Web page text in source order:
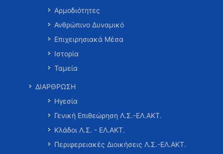
Αρμοδιότητες
Ανθρώπινο Δυναμικό
Επιχειρησιακά Μέσα
Ιστορία
Ταμεία
ΔΙΑΡΘΡΩΣΗ
Ηγεσία
Γενική Επιθεώρηση Λ.Σ.-ΕΛ.ΑΚΤ.
Κλάδοι Λ.Σ. - ΕΛ.ΑΚΤ.
Περιφερειακές Διοικήσεις Λ.Σ.-ΕΛ.ΑΚΤ.